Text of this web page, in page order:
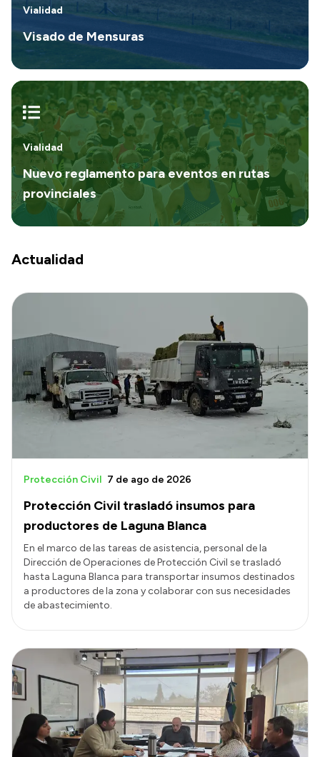
Visado de Mensuras
Vialidad
Nuevo reglamento para eventos en rutas
provinciales
Vialidad
Actualidad
Protección Civil trasladó insumos para
productores de Laguna Blanca
Protección Civil 7 de ago de 2026
En el marco de las tareas de asistencia, personal de la
Dirección de Operaciones de Protección Civil se trasladó
hasta Laguna Blanca para transportar insumos destinados
a productores de la zona y colaborar con sus necesidades
de abastecimiento.